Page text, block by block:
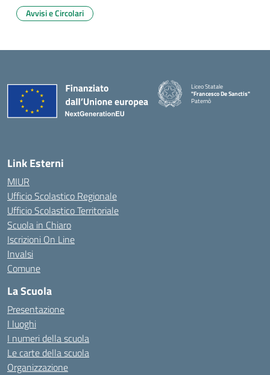
Avvisi e Circolari
Liceo Statale
"Francesco De Sanctis"
Paternò
Link Esterni
MIUR
Ufficio Scolastico Regionale
Ufficio Scolastico Territoriale
Scuola in Chiaro
Iscrizioni On Line
Invalsi
Comune
La Scuola
Presentazione
I luoghi
I numeri della scuola
Le carte della scuola
Organizzazione